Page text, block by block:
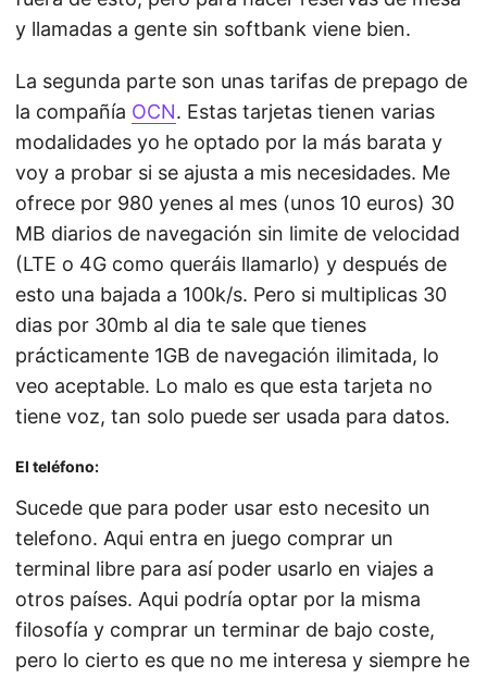
y llamadas a gente sin softbank viene bien.
La segunda parte son unas tarifas de prepago de
la compañía OCN. Estas tarjetas tienen varias
modalidades yo he optado por la más barata y
voy a probar si se ajusta a mis necesidades. Me
ofrece por 980 yenes al mes (unos 10 euros) 30
MB diarios de navegación sin limite de velocidad
(LTE o 4G como queráis llamarlo) y después de
esto una bajada a 100k/s. Pero si multiplicas 30
dias por 30mb al dia te sale que tienes
prácticamente 1GB de navegación ilimitada, lo
veo aceptable. Lo malo es que esta tarjeta no
tiene voz, tan solo puede ser usada para datos.
El teléfono:
Sucede que para poder usar esto necesito un
telefono. Aqui entra en juego comprar un
terminal libre para así poder usarlo en viajes a
otros países. Aqui podría optar por la misma
filosofía y comprar un terminar de bajo coste,
pero lo cierto es que no me interesa y siempre he